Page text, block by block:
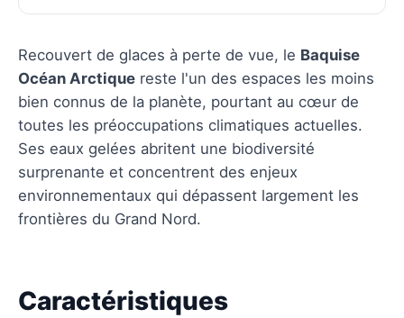
Caractéristiques géographiques et climatiques
Biodiversité unique
Enjeux environnementaux
Perspectives d'avenir
Questions fréquentes
Recouvert de glaces à perte de vue, le Baquise
Océan Arctique reste l'un des espaces les moins
bien connus de la planète, pourtant au cœur de
toutes les préoccupations climatiques actuelles.
Ses eaux gelées abritent une biodiversité
surprenante et concentrent des enjeux
environnementaux qui dépassent largement les
frontières du Grand Nord.
Caractéristiques